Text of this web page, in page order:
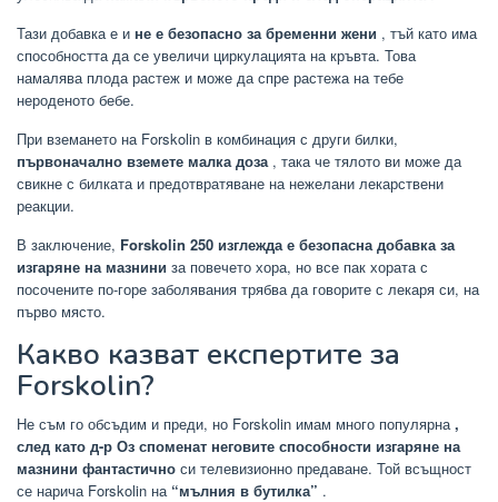
Тази добавка е и не е безопасно за бременни жени , тъй като има
способността да се увеличи циркулацията на кръвта. Това
намалява плода растеж и може да спре растежа на тебе
нероденото бебе.
При вземането на Forskolin в комбинация с други билки,
първоначално вземете малка доза, така че тялото ви може да
свикне с билката и предотвратяване на нежелани лекарствени
реакции.
В заключение, Forskolin 250 изглежда е безопасна добавка за
изгаряне на мазнини за повечето хора, но все пак хората с
посочените по-горе заболявания трябва да говорите с лекаря си, на
първо място.
Какво казват експертите за
Forskolin?
Не съм го обсъдим и преди, но Forskolin имам много популярна,
след като д-р Оз споменат неговите способности изгаряне на
мазнини фантастично си телевизионно предаване. Той всъщност
се нарича Forskolin на “мълния в бутилка” .